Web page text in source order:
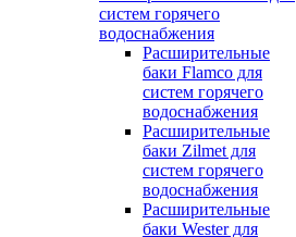
систем горячего
водоснабжения
Расширительные
баки Flamco для
систем горячего
водоснабжения
Расширительные
баки Zilmet для
систем горячего
водоснабжения
Расширительные
баки Wester для